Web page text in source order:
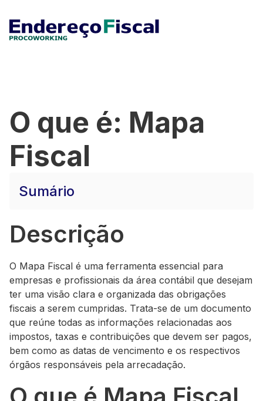
O que é: Mapa
Fiscal
Sumário
Descrição
O Mapa Fiscal é uma ferramenta essencial para
empresas e profissionais da área contábil que desejam
ter uma visão clara e organizada das obrigações
fiscais a serem cumpridas. Trata-se de um documento
que reúne todas as informações relacionadas aos
impostos, taxas e contribuições que devem ser pagos,
bem como as datas de vencimento e os respectivos
órgãos responsáveis pela arrecadação.